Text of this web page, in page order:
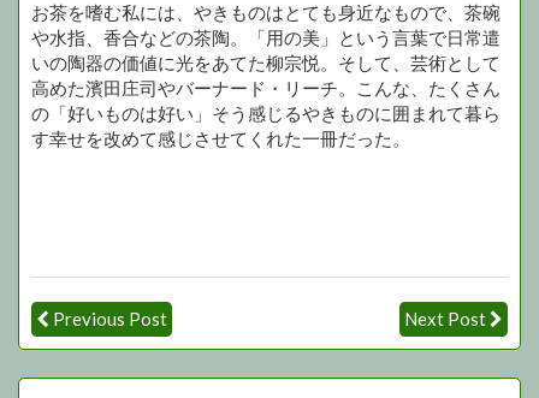
お茶を嗜む私には、やきものはとても身近なもので、茶碗
や水指、香合などの茶陶。「用の美」という言葉で日常遣
いの陶器の価値に光をあてた柳宗悦。そして、芸術として
高めた濱田庄司やバーナード・リーチ。こんな、たくさん
の「好いものは好い」そう感じるやきものに囲まれて暮ら
す幸せを改めて感じさせてくれた一冊だった。
Previous Post Next Post